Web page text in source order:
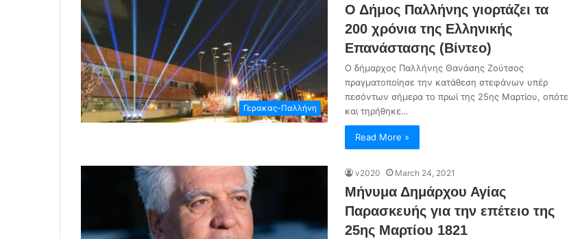
Γερακας-Παλλήνη
Ο Δήμος Παλλήνης γιορτάζει τα
200 χρόνια της Ελληνικής
Επανάστασης (Βίντεο)
Ο δήμαρχος Παλλήνης Θανάσης Ζούτσος
πραγματοποίησε την κατάθεση στεφάνων υπέρ
πεσόντων σήμερα το πρωί της 25ης Μαρτίου, οπότε
και τηρήθηκε…
Read More »
v2020 March 24, 2021
Μήνυμα Δημάρχου Αγίας
Παρασκευής για την επέτειο της
25ης Μαρτίου 1821